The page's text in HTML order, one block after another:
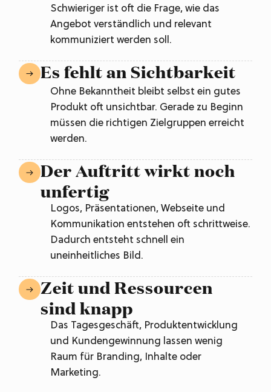
Schwieriger ist oft die Frage, wie das
Angebot verständlich und relevant
kommuniziert werden soll.
Es fehlt an Sichtbarkeit
Ohne Bekanntheit bleibt selbst ein gutes
Produkt oft unsichtbar. Gerade zu Beginn
müssen die richtigen Zielgruppen erreicht
werden.
Der Auftritt wirkt noch
unfertig
Logos, Präsentationen, Webseite und
Kommunikation entstehen oft schrittweise.
Dadurch entsteht schnell ein
uneinheitliches Bild.
Zeit und Ressourcen
sind knapp
Das Tagesgeschäft, Produktentwicklung
und Kundengewinnung lassen wenig
Raum für Branding, Inhalte oder
Marketing.